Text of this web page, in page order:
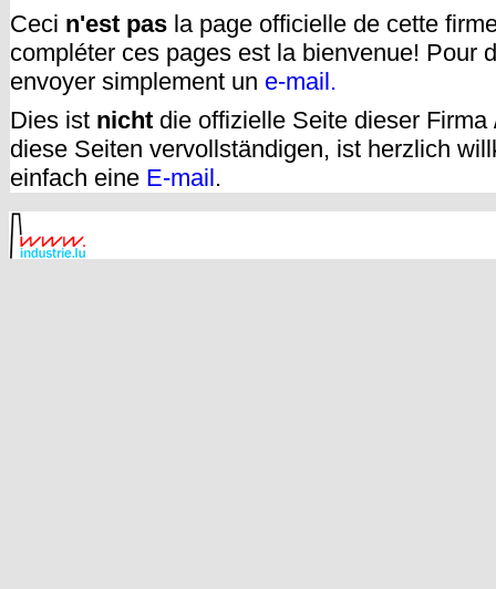
Ceci n'est pas la page officielle de cette
compléter ces pages est la bienvenue! Pour
envoyer simplement un e-mail.
Dies ist nicht die offizielle Seite dieser
diese Seiten vervollständigen, ist herzlich
einfach eine E-mail.